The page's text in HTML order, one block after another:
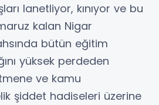
lanetliyor, kınıyor ve bu
kalan Nigar
bütün eğitim
yüksek perdeden
ve kamu
şiddet hadiseleri üzerine